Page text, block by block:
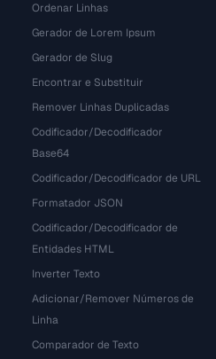
Ordenar Linhas
Gerador de Lorem Ipsum
Gerador de Slug
Encontrar e Substituir
Remover Linhas Duplicadas
Codificador/Decodificador
Base64
Codificador/Decodificador de URL
Formatador JSON
Codificador/Decodificador de
Entidades HTML
Inverter Texto
Adicionar/Remover Números de
Linha
Comparador de Texto